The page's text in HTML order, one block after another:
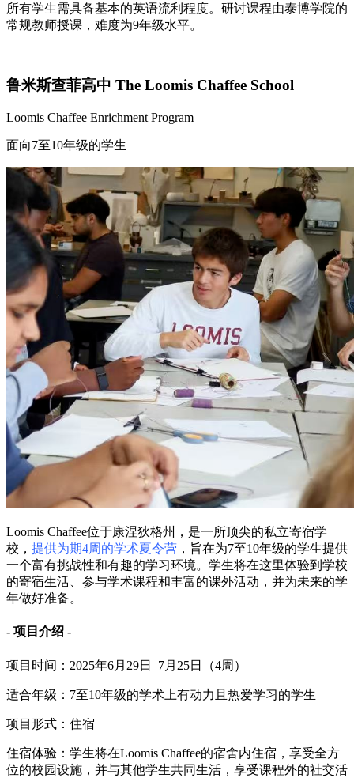
所有学生需具备基本的英语流利程度。研讨课程由泰博学院的
常规教师授课，难度为9年级水平。
鲁米斯查菲高中 The Loomis Chaffee School
Loomis Chaffee Enrichment Program
面向7至10年级的学生
Loomis Chaffee位于康涅狄格州，是一所顶尖的私立寄宿学
校， 提供为期4周的学术夏令营 ，旨在为7至10年级的学生提供
一个富有挑战性和有趣的学习环境。学生将在这里体验到学校
的寄宿生活、参与学术课程和丰富的课外活动，并为未来的学
年做好准备。
- 项目介绍 -
项目时间：2025年6月29日–7月25日（4周）
适合年级：7至10年级的学术上有动力且热爱学习的学生
项目形式：住宿
住宿体验：学生将在Loomis Chaffee的宿舍内住宿，享受全方
位的校园设施，并与其他学生共同生活，享受课程外的社交活